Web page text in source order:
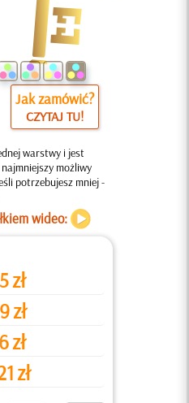
Jak zamówić?
CZYTAJ TU!
warstwy i jest
możliwy
potrzebujesz mniej -
wideo:
zł
zł
zł
zł